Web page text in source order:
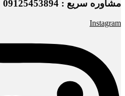
مشاوره سریع : 09125453894
Instagram